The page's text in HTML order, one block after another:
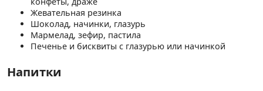
Жевательная резинка
Шоколад, начинки, глазурь
Мармелад, зефир, пастила
Печенье и бисквиты с глазурью или начинкой
Напитки